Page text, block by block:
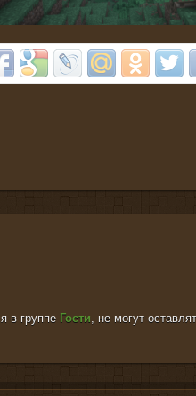
в группе Гости, не могут